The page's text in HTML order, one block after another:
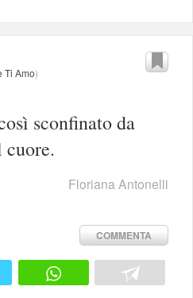
Ti Amo)
sconfinato da
cuore.
Floriana Antonelli
COMMENTA